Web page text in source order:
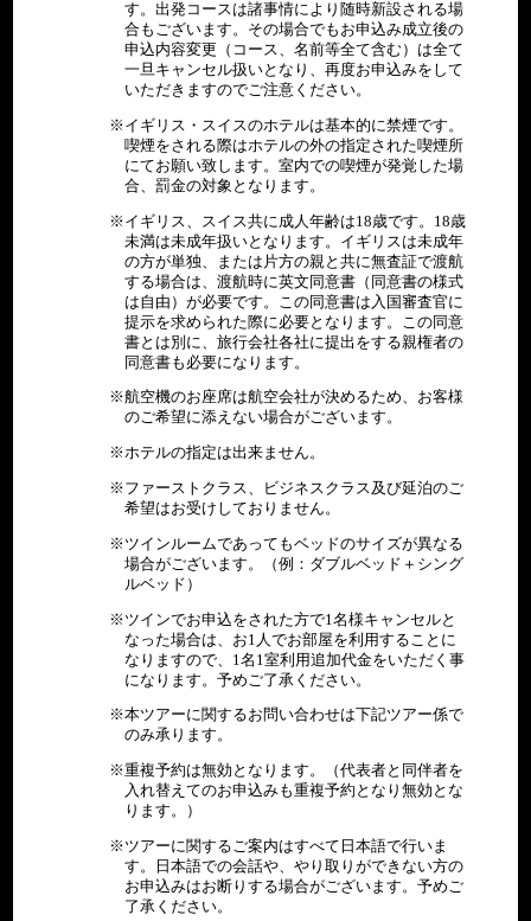
す。出発コースは諸事情により随時新設される場
合もございます。その場合でもお申込み成立後の
申込内容変更（コース、名前等全て含む）は全て
一旦キャンセル扱いとなり、再度お申込みをして
いただきますのでご注意ください。
イギリス・スイスのホテルは基本的に禁煙です。
喫煙をされる際はホテルの外の指定された喫煙所
にてお願い致します。室内での喫煙が発覚した場
合、罰金の対象となります。
イギリス、スイス共に成人年齢は18歳です。18歳
未満は未成年扱いとなります。イギリスは未成年
の方が単独、または片方の親と共に無査証で渡航
する場合は、渡航時に英文同意書（同意書の様式
は自由）が必要です。この同意書は入国審査官に
提示を求められた際に必要となります。この同意
書とは別に、旅行会社各社に提出をする親権者の
同意書も必要になります。
航空機のお座席は航空会社が決めるため、お客様
のご希望に添えない場合がございます。
ホテルの指定は出来ません。
ファーストクラス、ビジネスクラス及び延泊のご
希望はお受けしておりません。
ツインルームであってもベッドのサイズが異なる
場合がございます。（例：ダブルベッド＋シング
ルベッド）
ツインでお申込をされた方で1名様キャンセルと
なった場合は、お1人でお部屋を利用することに
なりますので、1名1室利用追加代金をいただく事
になります。予めご了承ください。
本ツアーに関するお問い合わせは下記ツアー係で
のみ承ります。
重複予約は無効となります。（代表者と同伴者を
入れ替えてのお申込みも重複予約となり無効とな
ります。）
ツアーに関するご案内はすべて日本語で行いま
す。日本語での会話や、やり取りができない方の
お申込みはお断りする場合がございます。予めご
了承ください。